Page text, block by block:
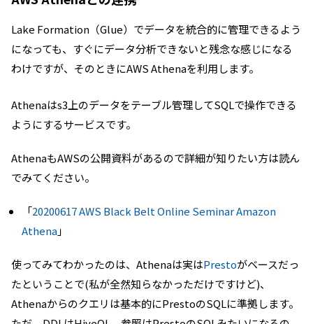
Lake Formation（Glue）でデータを統合的に管理できるよう
になっても、すぐにデータ分析できないと残念な感じになる
わけですが、そのときにAWS Athenaを利用します。
Athenaはs3上のデータをテーブル管理してSQLで操作できる
ようにするサービスです。
AthenaもAWSの公開資料があるので詳細が知りたい方は読ん
でみてください。
「20200617 AWS Black Belt Online Seminar Amazon
Athena」
使ってみてわかったのは、Athenaは実はPrestoがベースだっ
たということで(私が全然知らなかっただけですけど)、
Athenaからのクエリは基本的にPrestoのSQLに準拠します。